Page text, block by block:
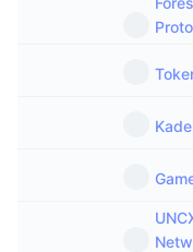
Tổng quan
Tỷ lệ tài trợ
Phần thưởng
Học & Kiếm